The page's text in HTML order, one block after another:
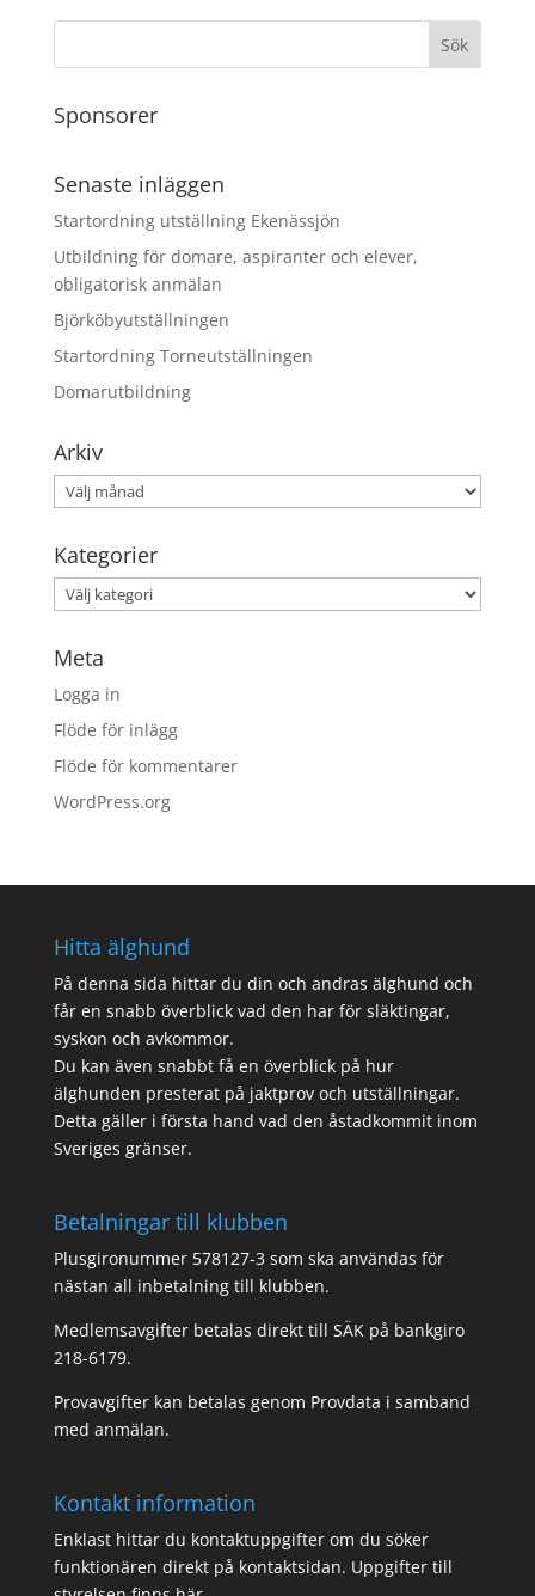
Sponsorer
Senaste inläggen
Startordning utställning Ekenässjön
Utbildning för domare, aspiranter och elever,
obligatorisk anmälan
Björköbyutställningen
Startordning Torneutställningen
Domarutbildning
Arkiv
Arkiv
Kategorier
Kategorier
Meta
Logga in
Flöde för inlägg
Flöde för kommentarer
WordPress.org
Hitta älghund
På denna sida hittar du din och andras älghund och
får en snabb överblick vad den har för släktingar,
syskon och avkommor.
Du kan även snabbt få en överblick på hur
älghunden presterat på jaktprov och utställningar.
Detta gäller i första hand vad den åstadkommit inom
Sveriges gränser.
Betalningar till klubben
Plusgironummer 578127-3 som ska användas för
nästan all inbetalning till klubben.
Medlemsavgifter betalas direkt till SÄK på bankgiro
218-6179.
Provavgifter kan betalas genom Provdata i samband
med anmälan.
Kontakt information
Enklast hittar du kontaktuppgifter om du söker
funktionären direkt på kontaktsidan. Uppgifter till